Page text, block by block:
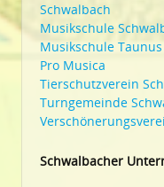
Schwalbach
Musikschule
Musikschule Taunus
Pro Musica
Tierschutzverein
Turngemeinde
Schwalbacher